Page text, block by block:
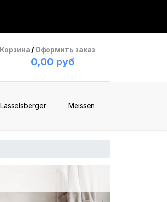
Корзина / Оформить заказ
0,00 руб
Lasselsberger Meissen